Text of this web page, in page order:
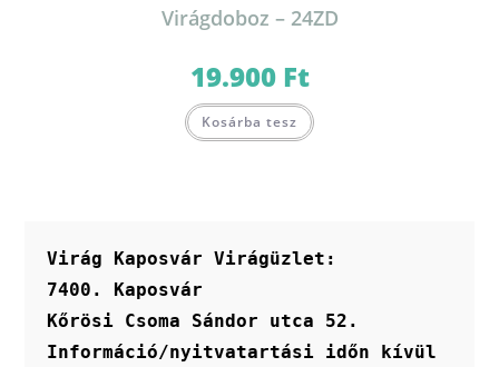
Virágdoboz – 24ZD
19.900 Ft
Kosárba tesz a
termékoldalon
választhatók
Virág Kaposvár Virágüzlet:
7400. Kaposvár
Kőrösi Csoma Sándor utca 52.
Információ/nyitvatartási időn kívül